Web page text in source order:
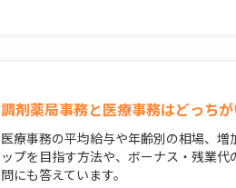
調剤薬局事務と医療事務はどっち
医療事務の平均給与や年齢別の相場、
ップを目指す方法や、ボーナス・残業
問にも答えています。